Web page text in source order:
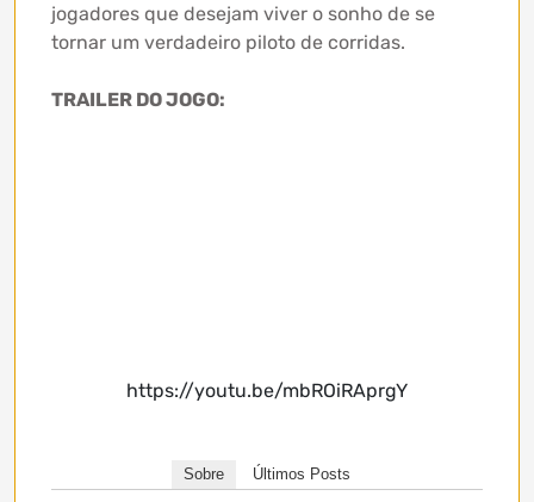
jogadores que desejam viver o sonho de se
tornar um verdadeiro piloto de corridas.
TRAILER DO JOGO:
https://youtu.be/mbROiRAprgY
Sobre Últimos Posts